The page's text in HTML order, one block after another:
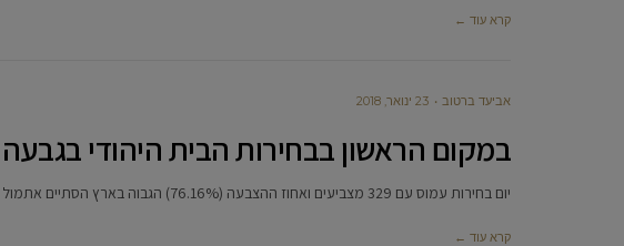
קרא עוד ←
אביעד ברטוב 23 ינואר, 2018
במקום הראשון בבחירות הבית היהודי בגבעה
יום בחירות עמוס עם 329 מצביעים ואחוז ההצבעה (76.16%) הגבוה בארץ הסתיים אתמול בגבעת שמואל, כשבסביבות חצות כבר הגיעו התוצאות
קרא עוד ←